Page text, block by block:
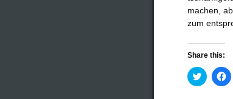
machen,
zum
Share this:
Click
to to